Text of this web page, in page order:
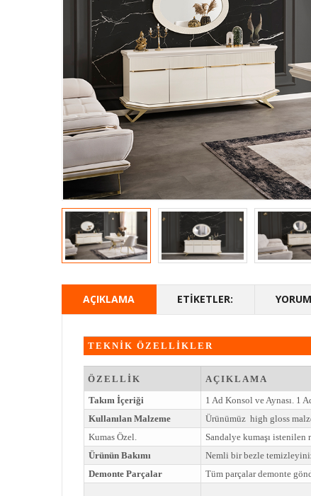
AÇIKLAMA ETIKETLER:
TEKNİK ÖZELLİKLER
ÖZELLİK
AÇIKLAMA
Takım İçeriği
1 Ad Konsol ve Aynası. 1
Kullanılan Malzeme
Ürünümüz high gloss
Kumas Özel.
Sandalye kumaşı istenilen
Ürünün Bakımı
Nemli bir bezle
Demonte Parçalar
Tüm parçalar demonte